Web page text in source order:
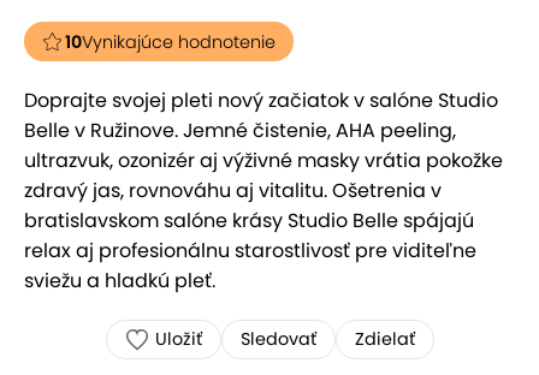
10Vynikajúce hodnotenie
Doprajte svojej pleti nový začiatok v salóne Studio
Belle v Ružinove. Jemné čistenie, AHA peeling,
ultrazvuk, ozonizér aj výživné masky vrátia pokožke
zdravý jas, rovnováhu aj vitalitu. Ošetrenia v
bratislavskom salóne krásy Studio Belle spájajú
relax aj profesionálnu starostlivosť pre viditeľne
sviežu a hladkú pleť.
Uložiť Sledovať Zdielať